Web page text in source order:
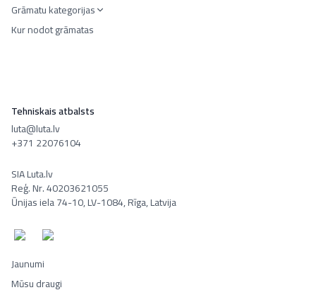
Grāmatu kategorijas
Kur nodot grāmatas
Tehniskais atbalsts
luta@luta.lv
+371 22076104
SIA Luta.lv
Reģ. Nr. 40203621055
Ūnijas iela 74-10, LV-1084, Rīga, Latvija
Jaunumi
Mūsu draugi